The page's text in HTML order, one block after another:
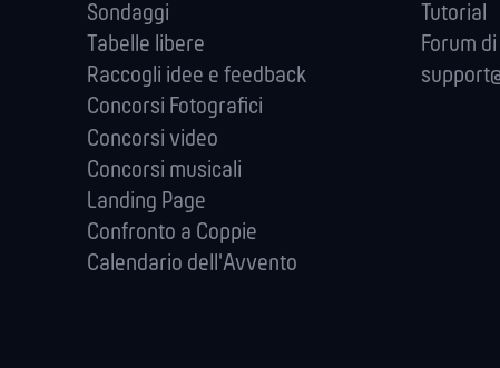
Sondaggi
Tabelle libere
Raccogli idee e feedback
Concorsi Fotografici
Concorsi video
Concorsi musicali
Landing Page
Confronto a Coppie
Calendario dell'Avvento
Tutorial
Forum